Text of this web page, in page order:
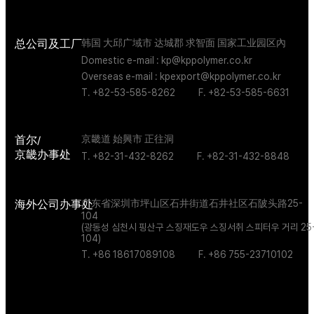
总公司及工厂韩国 大邱广域市 达城郡 求智面 国家工业园区內
Domestic e-mail : kp@kppolymer.co.kr
Overseas e-mail : kpexport@kppolymer.co.kr
T. +82-53-585-8262
F. +82-53-585-6631
首尔/
京畿办事处
京畿道 始興市 正往洞
T. +82-31-432-8262
F. +82-31-432-8848
海外公司办事处广东省深圳市坪山区石井街道石井社区石陂头路25-
104
(광동성 심천시 핑산구 스징재도우 스징서취 스피터우 거리
104)
T. +86 18617089108
F. +86 755-23710102